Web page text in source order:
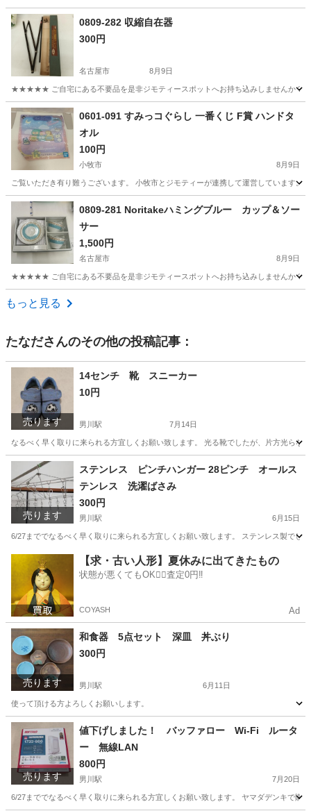
愛知 豊橋市 芳香剤、消臭剤
0809-282 収縮自在器
300円
名古屋市 8月9日
★★★★★ ご自宅にある不要品を是非ジモティースポットへお持ち込みしませんか？
愛知 名古屋市 現地
0601-091 すみっコぐらし 一番くじ F賞 ハンドタ
オル
100円
小牧市 8月9日
ご覧いただき有り難うございます。 小牧市とジモティーが連携して運営していま
愛知 小牧市
0809-281 Noritakeハミングブルー カップ＆ソー
サー
1,500円
名古屋市 8月9日
★★★★★ ご自宅にある不要品を是非ジモティースポットへお持ち込みしませんか？
愛知 名古屋市
もっと見る
たなださんのその他の投稿記事：
売ります
14センチ 靴 スニーカー
10円
男川駅 7月14日
なるべく早く取りに来られる方宜しくお願い致します。 光る靴でしたが、片方光らな
愛知 岡崎市 ベビー用品
売ります
ステンレス ピンチハンガー 28ピンチ オールス
テンレス 洗濯ばさみ
300円
男川駅 6月15日
6/27まででなるべく早く取りに来られる方宜しくお願い致します。 ステンレス製で
男川駅 洗濯用品 オールステンレス
【求・古い人形】夏休みに出てきたもの
状態が悪くてもOK🙆‍♀️査定0円‼️
COYASH Ad
売ります
和食器 5点セット 深皿 丼ぶり
300円
男川駅 6月11日
使って頂ける方よろしくお願いします。
愛知 岡崎市 男川駅 食器
売ります
値下げしました！ バッファロー Wi-Fi ルータ
ー 無線LAN
800円
男川駅 7月20日
6/27まででなるべく早く取りに来られる方宜しくお願い致します。 ヤマダデンキで